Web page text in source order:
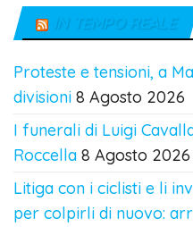
IN TEMPO REALE
Proteste e tensioni, a
divisioni 8 Agosto 2026
I funerali di Luigi
Roccella 8 Agosto 2026
Litiga con i ciclisti e li
per colpirli di nuovo: